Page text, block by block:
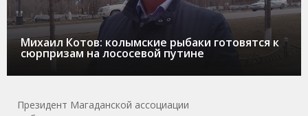
Михаил Котов: колымские рыбаки готовятся к
сюрпризам на лососевой путине
Президент Магаданской ассоциации